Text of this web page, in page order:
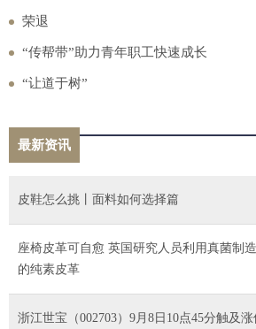
荣退
“传帮带”助力青年职工快速成长
“让道于树”
最新资讯
皮鞋怎么挑丨面料如何选择篇
座椅皮革可自愈 英国研究人员利用真菌制
的纯素皮革
浙江世宝（002703）9月8日10点45分触及涨